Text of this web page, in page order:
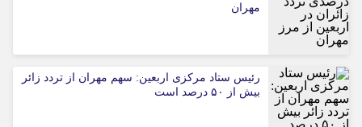
مهران
رئیس ستاد مرکزی اربعین: سهم مهران از تردد زائر
بیش از ۵۰ درصد است